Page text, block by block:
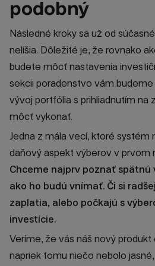
podobný
Následné kroky sa už od
nelíšia. Dôležité je, že rovnako
budete môcť nastavenia
sekcii poradenstvo vám
vývoj portfólia s prihliadnutím na
môcť vykonať.
Jedna z mála vecí, ktoré systém
daňový aspekt výberov v prvom
Chceme najprv poznať spätnú
ako ho budú vnímať. Či si
zaplatia, alebo počkajú s
investície.
Veríme, že vás náš nový produkt
napriek tomu niečo nebolo